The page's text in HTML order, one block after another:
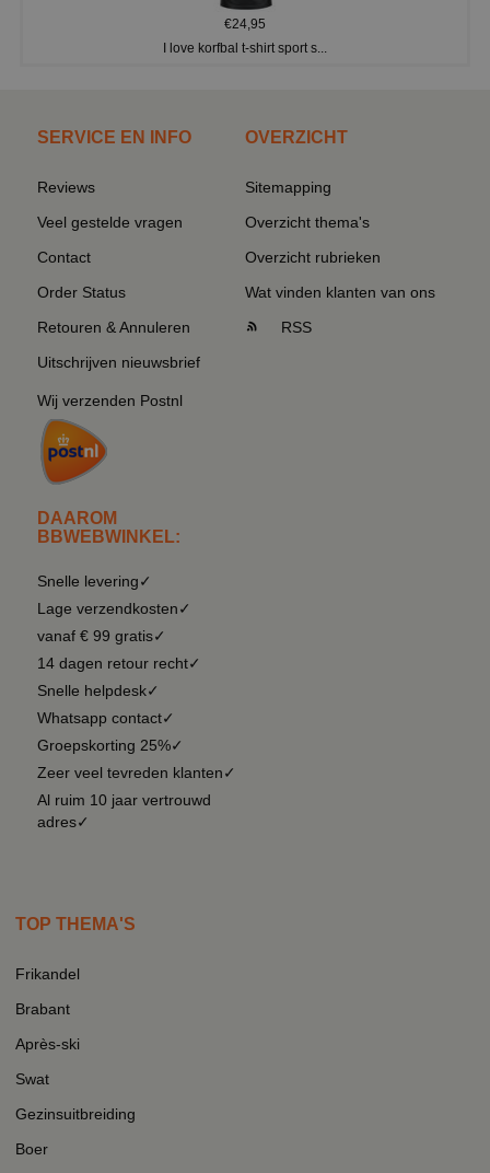
€24,95
I love korfbal t-shirt sport s...
SERVICE EN INFO
Reviews
Veel gestelde vragen
Contact
Order Status
Retouren & Annuleren
Uitschrijven nieuwsbrief
Wij verzenden Postnl
DAAROM
BBWEBWINKEL:
Snelle levering✓
Lage verzendkosten✓
vanaf € 99 gratis✓
14 dagen retour recht✓
Snelle helpdesk✓
Whatsapp contact✓
Groepskorting 25%✓
Zeer veel tevreden klanten✓
Al ruim 10 jaar vertrouwd
adres✓
OVERZICHT
Sitemapping
Overzicht thema's
Overzicht rubrieken
Wat vinden klanten van ons
RSS
TOP THEMA'S
Frikandel
Brabant
Après-ski
Swat
Gezinsuitbreiding
Boer